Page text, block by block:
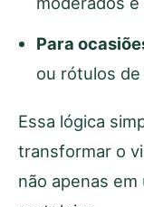
Para
ou rótulos
Essa lógica
transformar o
não apenas